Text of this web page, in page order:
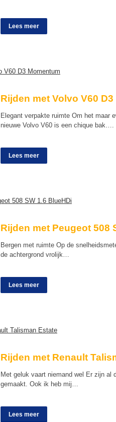
Lees meer
Rijden met Volvo V60
Elegant verpakte ruimte Om het maar
nieuwe Volvo V60 is een chique bak….
Lees meer
Rijden met Peugeot 508
Bergen met ruimte Op de
de achtergrond vrolijk…
Lees meer
Rijden met Renault
Met geluk vaart niemand wel Er zijn al
gemaakt. Ook ik heb mij…
Lees meer